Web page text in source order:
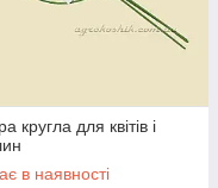
кругла для квітів і
в наявності